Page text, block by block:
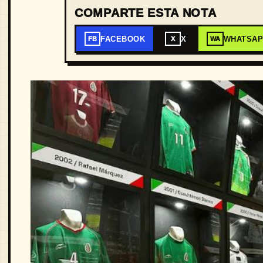
COMPARTE ESTA NOTA
FB FACEBOOK X X WA